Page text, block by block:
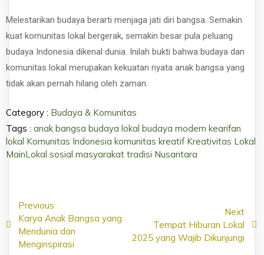
Melestarikan budaya berarti menjaga jati diri bangsa. Semakin
kuat komunitas lokal bergerak, semakin besar pula peluang
budaya Indonesia dikenal dunia. Inilah bukti bahwa budaya dan
komunitas lokal merupakan kekuatan nyata anak bangsa yang
tidak akan pernah hilang oleh zaman.
Category : Budaya & Komunitas
Tags : anak bangsa budaya lokal budaya modern kearifan
lokal Komunitas Indonesia komunitas kreatif Kreativitas Lokal
MainLokal sosial masyarakat tradisi Nusantara
Previous
Karya Anak Bangsa yang
Mendunia dan
Menginspirasi
Next
Tempat Hiburan Lokal
2025 yang Wajib Dikunjungi